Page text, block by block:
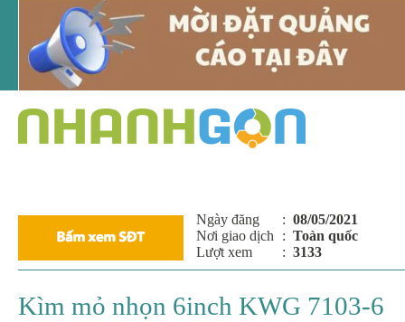
Ngày đăng : 08/05/2021
Nơi giao dịch : Toàn quốc
Lượt xem
: 3133
Kìm mỏ nhọn 6inch KWG 7103-6